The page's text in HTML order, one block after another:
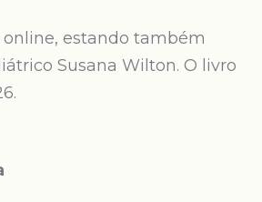
estando também
Susana Wilton. O livro